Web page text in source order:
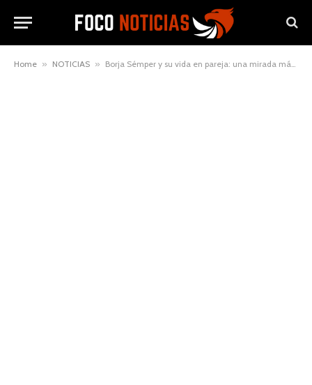
Home » NOTICIAS » Borja Sémper y su vida en pareja: una mirada más personal